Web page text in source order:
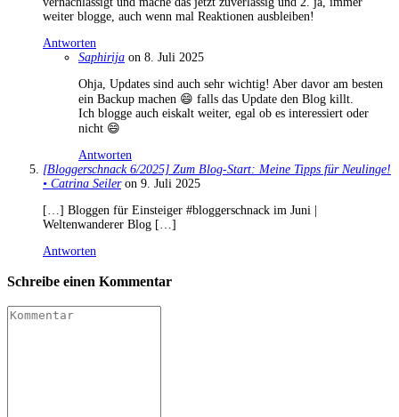
weiter blogge, auch wenn mal Reaktionen ausbleiben!
Antworten
Saphirija on 8. Juli 2025
Ohja, Updates sind auch sehr wichtig! Aber davor am besten
ein Backup machen 😄 falls das Update den Blog killt.
Ich blogge auch eiskalt weiter, egal ob es interessiert oder
nicht 😄
Antworten
[Bloggerschnack 6/2025] Zum Blog-Start: Meine Tipps für Neulinge!
• Catrina Seiler on 9. Juli 2025
[…] Bloggen für Einsteiger #bloggerschnack im Juni |
Weltenwanderer Blog […]
Antworten
Schreibe einen Kommentar